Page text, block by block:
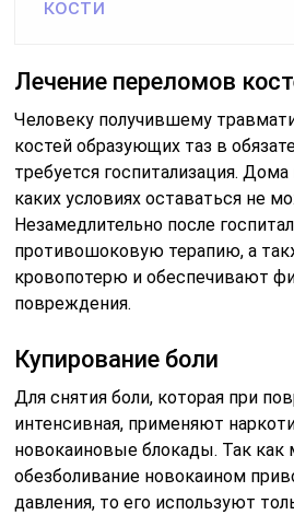
кости
Лечение переломов
Человеку получившему
костей образующих таз в
требуется госпитализация.
каких условиях оставаться не
Незамедлительно после
противошоковую терапию, а
кровопотерю и обеспечивают
повреждения.
Купирование боли
Для снятия боли, которая при
интенсивная, применяют
новокаиновые блокады. Так как
обезболивание новокаином
давления, то его используют